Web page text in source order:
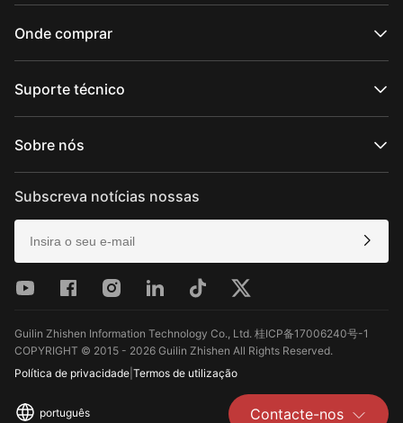
Contacte-nos
Série WEEBILL
Série SMOOTH
Série FIVERAY
Onde comprar
Lojas online autorizadas
Comprar em loja
Suporte técnico
Transferir
Serviços de reparação
Ver compatibilidade da câmara
Sobre nós
Newsroom
Contacte-nos
Comentários
Subscreva notícias nossas
Guilin Zhishen Information Technology Co., Ltd. 桂ICP备17006240号-1
COPYRIGHT © 2015 - 2026 Guilin Zhishen All Rights Reserved.
Política de privacidade Termos de utilização
português